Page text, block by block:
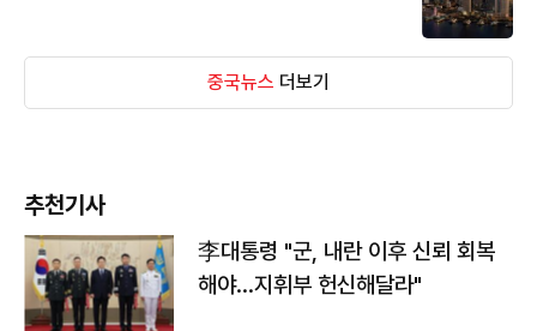
중국뉴스 더보기
추천기사
李대통령 "군, 내란 이후 신뢰 회복
해야…지휘부 헌신해달라"